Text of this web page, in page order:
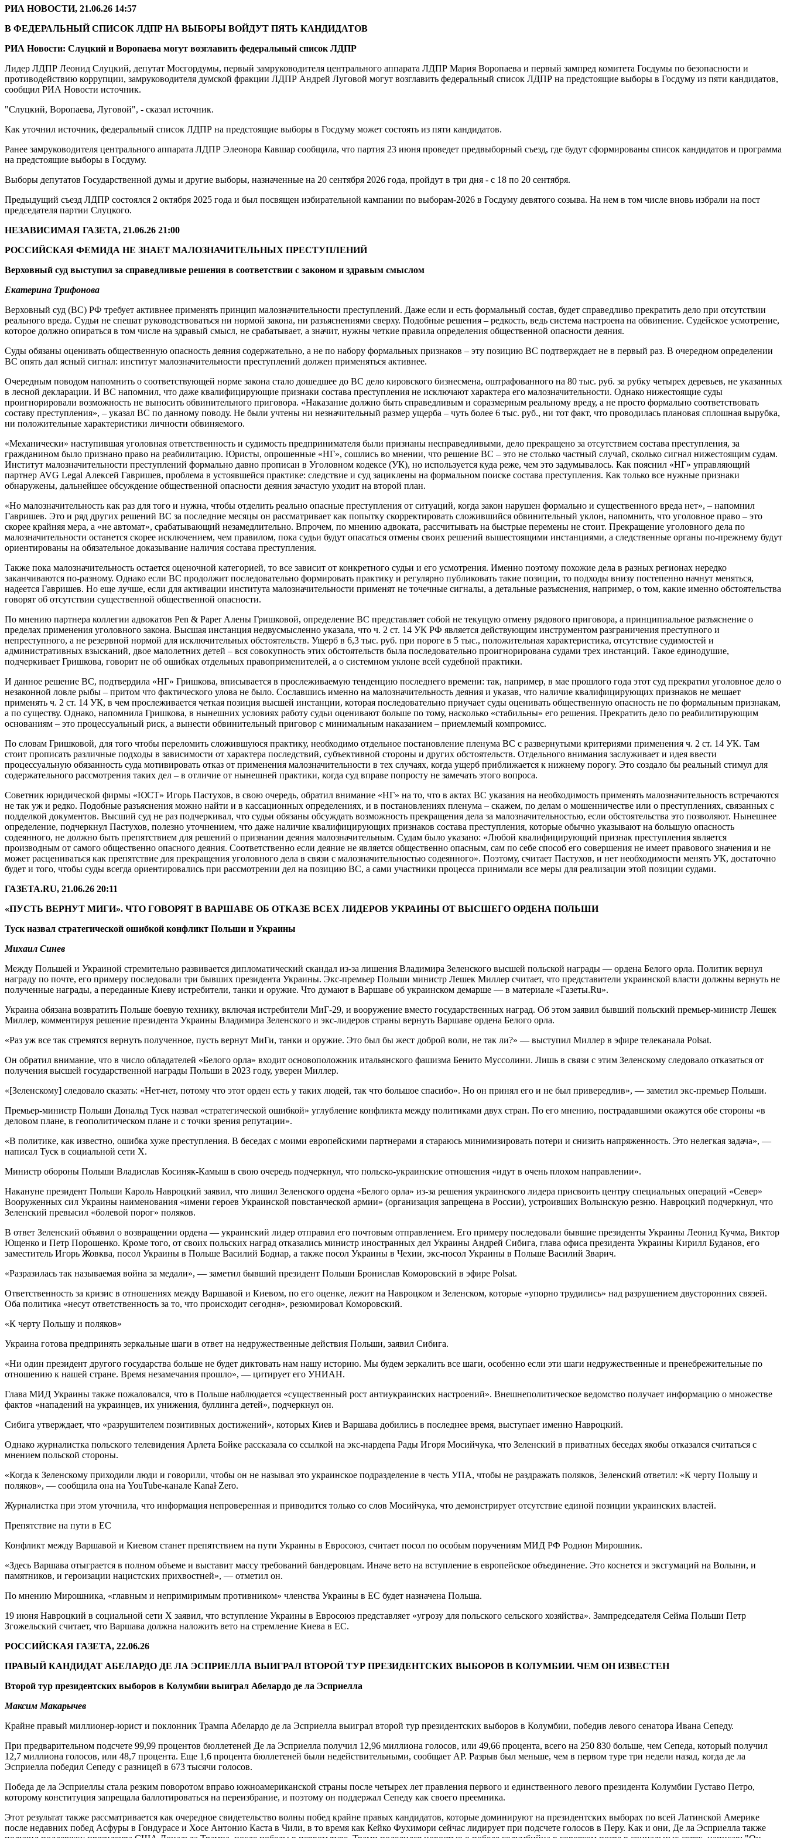
РИА НОВОСТИ, 21.06.26 14:57
В ФЕДЕРАЛЬНЫЙ СПИСОК ЛДПР НА ВЫБОРЫ ВОЙДУТ ПЯТЬ КАНДИДАТОВ
РИА Новости: Слуцкий и Воропаева могут возглавить федеральный список ЛДПР
Лидер ЛДПР Леонид Слуцкий, депутат Мосгордумы, первый замруководителя центрального аппарата ЛДПР Мария Воропаева и первый зампред комитета Госдумы по безопасности и
противодействию коррупции, замруководителя думской фракции ЛДПР Андрей Луговой могут возглавить федеральный список ЛДПР на предстоящие выборы в Госдуму из пяти кандидатов,
сообщил РИА Новости источник.
"Слуцкий, Воропаева, Луговой", - сказал источник.
Как уточнил источник, федеральный список ЛДПР на предстоящие выборы в Госдуму может состоять из пяти кандидатов.
Ранее замруководителя центрального аппарата ЛДПР Элеонора Кавшар сообщила, что партия 23 июня проведет предвыборный съезд, где будут сформированы список кандидатов и программа
на предстоящие выборы в Госдуму.
Выборы депутатов Государственной думы и другие выборы, назначенные на 20 сентября 2026 года, пройдут в три дня - с 18 по 20 сентября.
Предыдущий съезд ЛДПР состоялся 2 октября 2025 года и был посвящен избирательной кампании по выборам-2026 в Госдуму девятого созыва. На нем в том числе вновь избрали на пост
председателя партии Слуцкого.
НЕЗАВИСИМАЯ ГАЗЕТА, 21.06.26 21:00
РОССИЙСКАЯ ФЕМИДА НЕ ЗНАЕТ МАЛОЗНАЧИТЕЛЬНЫХ ПРЕСТУПЛЕНИЙ
Верховный суд выступил за справедливые решения в соответствии с законом и здравым смыслом
Екатерина Трифонова
Верховный суд (ВС) РФ требует активнее применять принцип малозначительности преступлений. Даже если и есть формальный состав, будет справедливо прекратить дело при отсутствии
реального вреда. Судьи не спешат руководствоваться ни нормой закона, ни разъяснениями сверху. Подобные решения – редкость, ведь система настроена на обвинение. Судейское усмотрение,
которое должно опираться в том числе на здравый смысл, не срабатывает, а значит, нужны четкие правила определения общественной опасности деяния.
Суды обязаны оценивать общественную опасность деяния содержательно, а не по набору формальных признаков – эту позицию ВС подтверждает не в первый раз. В очередном определении
ВС опять дал ясный сигнал: институт малозначительности преступлений должен применяться активнее.
Очередным поводом напомнить о соответствующей норме закона стало дошедшее до ВС дело кировского бизнесмена, оштрафованного на 80 тыс. руб. за рубку четырех деревьев, не указанных
в лесной декларации. И ВС напомнил, что даже квалифицирующие признаки состава преступления не исключают характера его малозначительности. Однако нижестоящие суды
проигнорировали возможность не выносить обвинительного приговора. «Наказание должно быть справедливым и соразмерным реальному вреду, а не просто формально соответствовать
составу преступления», – указал ВС по данному поводу. Не были учтены ни незначительный размер ущерба – чуть более 6 тыс. руб., ни тот факт, что проводилась плановая сплошная вырубка,
ни положительные характеристики личности обвиняемого.
«Механически» наступившая уголовная ответственность и судимость предпринимателя были признаны несправедливыми, дело прекращено за отсутствием состава преступления, за
гражданином было признано право на реабилитацию. Юристы, опрошенные «НГ», сошлись во мнении, что решение ВС – это не столько частный случай, сколько сигнал нижестоящим судам.
Институт малозначительности преступлений формально давно прописан в Уголовном кодексе (УК), но используется куда реже, чем это задумывалось. Как пояснил «НГ» управляющий
партнер AVG Legal Алексей Гавришев, проблема в устоявшейся практике: следствие и суд зациклены на формальном поиске состава преступления. Как только все нужные признаки
обнаружены, дальнейшее обсуждение общественной опасности деяния зачастую уходит на второй план.
«Но малозначительность как раз для того и нужна, чтобы отделить реально опасные преступления от ситуаций, когда закон нарушен формально и существенного вреда нет», – напомнил
Гавришев. Это и ряд других решений ВС за последние месяцы он рассматривает как попытку скорректировать сложившийся обвинительный уклон, напомнить, что уголовное право – это
скорее крайняя мера, а «не автомат», срабатывающий незамедлительно. Впрочем, по мнению адвоката, рассчитывать на быстрые перемены не стоит. Прекращение уголовного дела по
малозначительности останется скорее исключением, чем правилом, пока судьи будут опасаться отмены своих решений вышестоящими инстанциями, а следственные органы по-прежнему будут
ориентированы на обязательное доказывание наличия состава преступления.
Также пока малозначительность остается оценочной категорией, то все зависит от конкретного судьи и его усмотрения. Именно поэтому похожие дела в разных регионах нередко
заканчиваются по-разному. Однако если ВС продолжит последовательно формировать практику и регулярно публиковать такие позиции, то подходы внизу постепенно начнут меняться,
надеется Гавришев. Но еще лучше, если для активации института малозначительности применят не точечные сигналы, а детальные разъяснения, например, о том, какие именно обстоятельства
говорят об отсутствии существенной общественной опасности.
По мнению партнера коллегии адвокатов Pen & Paper Алены Гришковой, определение ВС представляет собой не текущую отмену рядового приговора, а принципиальное разъяснение о
пределах применения уголовного закона. Высшая инстанция недвусмысленно указала, что ч. 2 ст. 14 УК РФ является действующим инструментом разграничения преступного и
непреступного, а не резервной нормой для исключительных обстоятельств. Ущерб в 6,3 тыс. руб. при пороге в 5 тыс., положительная характеристика, отсутствие судимостей и
административных взысканий, двое малолетних детей – вся совокупность этих обстоятельств была последовательно проигнорирована судами трех инстанций. Такое единодушие,
подчеркивает Гришкова, говорит не об ошибках отдельных правоприменителей, а о системном уклоне всей судебной практики.
И данное решение ВС, подтвердила «НГ» Гришкова, вписывается в прослеживаемую тенденцию последнего времени: так, например, в мае прошлого года этот суд прекратил уголовное дело о
незаконной ловле рыбы – притом что фактического улова не было. Сославшись именно на малозначительность деяния и указав, что наличие квалифицирующих признаков не мешает
применять ч. 2 ст. 14 УК, в чем прослеживается четкая позиция высшей инстанции, которая последовательно приучает суды оценивать общественную опасность не по формальным признакам,
а по существу. Однако, напомнила Гришкова, в нынешних условиях работу судьи оценивают больше по тому, насколько «стабильны» его решения. Прекратить дело по реабилитирующим
основаниям – это процессуальный риск, а вынести обвинительный приговор с минимальным наказанием – приемлемый компромисс.
По словам Гришковой, для того чтобы переломить сложившуюся практику, необходимо отдельное постановление пленума ВС с развернутыми критериями применения ч. 2 ст. 14 УК. Там
стоит прописать различные подходы в зависимости от характера последствий, субъективной стороны и других обстоятельств. Отдельного внимания заслуживает и идея ввести
процессуальную обязанность суда мотивировать отказ от применения малозначительности в тех случаях, когда ущерб приближается к нижнему порогу. Это создало бы реальный стимул для
содержательного рассмотрения таких дел – в отличие от нынешней практики, когда суд вправе попросту не замечать этого вопроса.
Советник юридической фирмы «ЮСТ» Игорь Пастухов, в свою очередь, обратил внимание «НГ» на то, что в актах ВС указания на необходимость применять малозначительность встречаются
не так уж и редко. Подобные разъяснения можно найти и в кассационных определениях, и в постановлениях пленума – скажем, по делам о мошенничестве или о преступлениях, связанных с
подделкой документов. Высший суд не раз подчеркивал, что судьи обязаны обсуждать возможность прекращения дела за малозначительностью, если обстоятельства это позволяют. Нынешнее
определение, подчеркнул Пастухов, полезно уточнением, что даже наличие квалифицирующих признаков состава преступления, которые обычно указывают на большую опасность
содеянного, не должно быть препятствием для решений о признании деяния малозначительным. Судам было указано: «Любой квалифицирующий признак преступления является
производным от самого общественно опасного деяния. Соответственно если деяние не является общественно опасным, сам по себе способ его совершения не имеет правового значения и не
может расцениваться как препятствие для прекращения уголовного дела в связи с малозначительностью содеянного». Поэтому, считает Пастухов, и нет необходимости менять УК, достаточно
будет и того, чтобы суды всегда ориентировались при рассмотрении дел на позицию ВС, а сами участники процесса принимали все меры для реализации этой позиции судами.
ГАЗЕТА.RU, 21.06.26 20:11
«ПУСТЬ ВЕРНУТ МИГИ». ЧТО ГОВОРЯТ В ВАРШАВЕ ОБ ОТКАЗЕ ВСЕХ ЛИДЕРОВ УКРАИНЫ ОТ ВЫСШЕГО ОРДЕНА ПОЛЬШИ
Туск назвал стратегической ошибкой конфликт Польши и Украины
Михаил Синев
Между Польшей и Украиной стремительно развивается дипломатический скандал из-за лишения Владимира Зеленского высшей польской награды — ордена Белого орла. Политик вернул
награду по почте, его примеру последовали три бывших президента Украины. Экс-премьер Польши министр Лешек Миллер считает, что представители украинской власти должны вернуть не
полученные награды, а переданные Киеву истребители, танки и оружие. Что думают в Варшаве об украинском демарше — в материале «Газеты.Ru».
Украина обязана возвратить Польше боевую технику, включая истребители МиГ-29, и вооружение вместо государственных наград. Об этом заявил бывший польский премьер-министр Лешек
Миллер, комментируя решение президента Украины Владимира Зеленского и экс-лидеров страны вернуть Варшаве ордена Белого орла.
«Раз уж все так стремятся вернуть полученное, пусть вернут МиГи, танки и оружие. Это был бы жест доброй воли, не так ли?» — выступил Миллер в эфире телеканала Polsat.
Он обратил внимание, что в число обладателей «Белого орла» входит основоположник итальянского фашизма Бенито Муссолини. Лишь в связи с этим Зеленскому следовало отказаться от
получения высшей государственной награды Польши в 2023 году, уверен Миллер.
«[Зеленскому] следовало сказать: «Нет-нет, потому что этот орден есть у таких людей, так что большое спасибо». Но он принял его и не был привередлив», — заметил экс-премьер Польши.
Премьер-министр Польши Дональд Туск назвал «стратегической ошибкой» углубление конфликта между политиками двух стран. По его мнению, пострадавшими окажутся обе стороны «в
деловом плане, в геополитическом плане и с точки зрения репутации».
«В политике, как известно, ошибка хуже преступления. В беседах с моими европейскими партнерами я стараюсь минимизировать потери и снизить напряженность. Это нелегкая задача», —
написал Туск в социальной сети Х.
Министр обороны Польши Владислав Косиняк-Камыш в свою очередь подчеркнул, что польско-украинские отношения «идут в очень плохом направлении».
Накануне президент Польши Кароль Навроцкий заявил, что лишил Зеленского ордена «Белого орла» из-за решения украинского лидера присвоить центру специальных операций «Север»
Вооруженных сил Украины наименования «имени героев Украинской повстанческой армии» (организация запрещена в России), устроивших Волынскую резню. Навроцкий подчеркнул, что
Зеленский превысил «болевой порог» поляков.
В ответ Зеленский объявил о возвращении ордена — украинский лидер отправил его почтовым отправлением. Его примеру последовали бывшие президенты Украины Леонид Кучма, Виктор
Ющенко и Петр Порошенко. Кроме того, от своих польских наград отказались министр иностранных дел Украины Андрей Сибига, глава офиса президента Украины Кирилл Буданов, его
заместитель Игорь Жовква, посол Украины в Польше Василий Боднар, а также посол Украины в Чехии, экс-посол Украины в Польше Василий Зварич.
«Разразилась так называемая война за медали», — заметил бывший президент Польши Бронислав Коморовский в эфире Polsat.
Ответственность за кризис в отношениях между Варшавой и Киевом, по его оценке, лежит на Навроцком и Зеленском, которые «упорно трудились» над разрушением двусторонних связей.
Оба политика «несут ответственность за то, что происходит сегодня», резюмировал Коморовский.
«К черту Польшу и поляков»
Украина готова предпринять зеркальные шаги в ответ на недружественные действия Польши, заявил Сибига.
«Ни один президент другого государства больше не будет диктовать нам нашу историю. Мы будем зеркалить все шаги, особенно если эти шаги недружественные и пренебрежительные по
отношению к нашей стране. Время незамечания прошло», — цитирует его УНИАН.
Глава МИД Украины также пожаловался, что в Польше наблюдается «существенный рост антиукраинских настроений». Внешнеполитическое ведомство получает информацию о множестве
фактов «нападений на украинцев, их унижения, буллинга детей», подчеркнул он.
Сибига утверждает, что «разрушителем позитивных достижений», которых Киев и Варшава добились в последнее время, выступает именно Навроцкий.
Однако журналистка польского телевидения Арлета Бойке рассказала со ссылкой на экс-нардепа Рады Игоря Мосийчука, что Зеленский в приватных беседах якобы отказался считаться с
мнением польской стороны.
«Когда к Зеленскому приходили люди и говорили, чтобы он не называл это украинское подразделение в честь УПА, чтобы не раздражать поляков, Зеленский ответил: «К черту Польшу и
поляков», — сообщила она на YouTube-канале Kanał Zero.
Журналистка при этом уточнила, что информация непроверенная и приводится только со слов Мосийчука, что демонстрирует отсутствие единой позиции украинских властей.
Препятствие на пути в ЕС
Конфликт между Варшавой и Киевом станет препятствием на пути Украины в Евросоюз, считает посол по особым поручениям МИД РФ Родион Мирошник.
«Здесь Варшава отыграется в полном объеме и выставит массу требований бандеровцам. Иначе вето на вступление в европейское объединение. Это коснется и эксгумаций на Волыни, и
памятников, и героизации нацистских прихвостней», — отметил он.
По мнению Мирошника, «главным и непримиримым противником» членства Украины в ЕС будет назначена Польша.
19 июня Навроцкий в социальной сети Х заявил, что вступление Украины в Евросоюз представляет «угрозу для польского сельского хозяйства». Зампредседателя Сейма Польши Петр
Згожельский считает, что Варшава должна наложить вето на стремление Киева в ЕС.
РОССИЙСКАЯ ГАЗЕТА, 22.06.26
ПРАВЫЙ КАНДИДАТ АБЕЛАРДО ДЕ ЛА ЭСПРИЕЛЛА ВЫИГРАЛ ВТОРОЙ ТУР ПРЕЗИДЕНТСКИХ ВЫБОРОВ В КОЛУМБИИ. ЧЕМ ОН ИЗВЕСТЕН
Второй тур президентских выборов в Колумбии выиграл Абелардо де ла Эсприелла
Максим Макарычев
Крайне правый миллионер-юрист и поклонник Трампа Абелардо де ла Эсприелла выиграл второй тур президентских выборов в Колумбии, победив левого сенатора Ивана Сепеду.
При предварительном подсчете 99,99 процентов бюллетеней Де ла Эсприелла получил 12,96 миллиона голосов, или 49,66 процента, всего на 250 830 больше, чем Сепеда, который получил
12,7 миллиона голосов, или 48,7 процента. Еще 1,6 процента бюллетеней были недействительными, сообщает АР. Разрыв был меньше, чем в первом туре три недели назад, когда де ла
Эсприелла победил Сепеду с разницей в 673 тысячи голосов.
Победа де ла Эсприеллы стала резким поворотом вправо южноамериканской страны после четырех лет правления первого и единственного левого президента Колумбии Густаво Петро,
которому конституция запрещала баллотироваться на переизбрание, и поэтому он поддержал Сепеду как своего преемника.
Этот результат также рассматривается как очередное свидетельство волны побед крайне правых кандидатов, которые доминируют на президентских выборах по всей Латинской Америке
после недавних побед Асфуры в Гондурасе и Хосе Антонио Каста в Чили, в то время как Кейко Фухимори сейчас лидирует при подсчете голосов в Перу. Как и они, Де ла Эсприелла также